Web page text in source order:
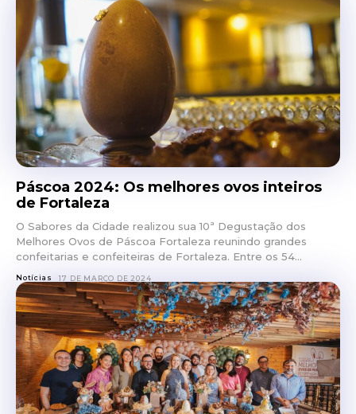
Páscoa 2024: Os melhores ovos inteiros
de Fortaleza
O Sabores da Cidade realizou sua 10ª Degustação dos
Melhores Ovos de Páscoa Fortaleza reunindo grandes
confeitarias e confeiteiras de Fortaleza. Entre os 54...
Notícias 17 DE MARÇO DE 2024